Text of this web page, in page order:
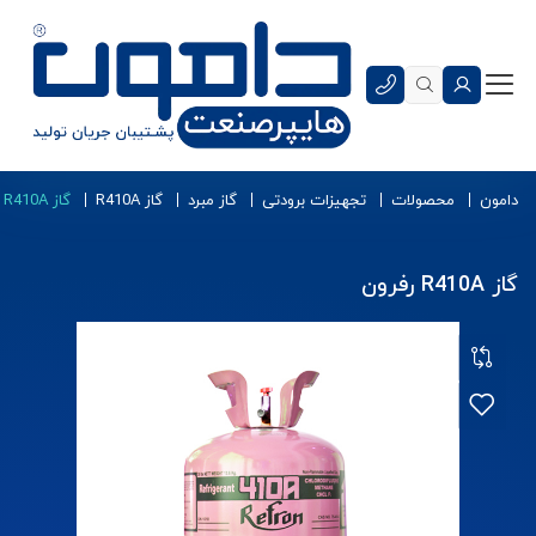
دامون محصولات تجهیزات برودتی گاز مبرد گاز R410A گاز R410A رفرون
گاز R410A رفرون